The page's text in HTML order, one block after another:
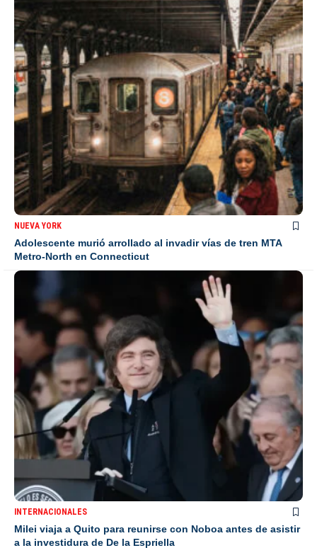
NUEVA YORK
Adolescente murió arrollado al invadir vías de tren MTA
Metro-North en Connecticut
INTERNACIONALES
Milei viaja a Quito para reunirse con Noboa antes de asistir
a la investidura de De la Espriella